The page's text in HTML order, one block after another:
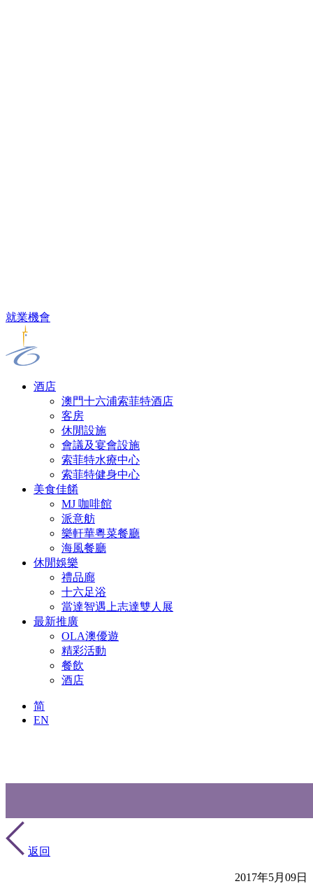
就業機會
酒店
澳門十六浦索菲特酒店
客房
休閒設施
會議及宴會設施
索菲特水療中心
索菲特健身中心
美食佳餚
MJ 咖啡館
派意舫
樂軒華粵菜餐廳
海風餐廳
休閒娛樂
禮品廊
十六足浴
當達智遇上志達雙人展
最新推廣
OLA澳優遊
精彩活動
餐飲
酒店
简
EN
返回
2017年5月09日